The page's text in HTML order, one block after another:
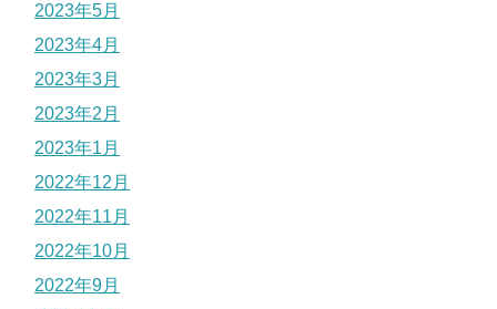
2023年5月
2023年4月
2023年3月
2023年2月
2023年1月
2022年12月
2022年11月
2022年10月
2022年9月